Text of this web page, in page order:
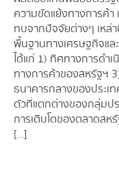
ความขัดแย้งทางการค้
ทบจากปัจจัยต่างๆ เหล่
พื้นฐานทางเศรษฐกิจแ
ได้แก่ 1) ทิศทางการดำ
ทางการค้าของสหรัฐฯ
ธนาคารกลางของประ
ตัวที่แตกต่างของกลุ่มป
การเติบโตของตลาดสห
[…]